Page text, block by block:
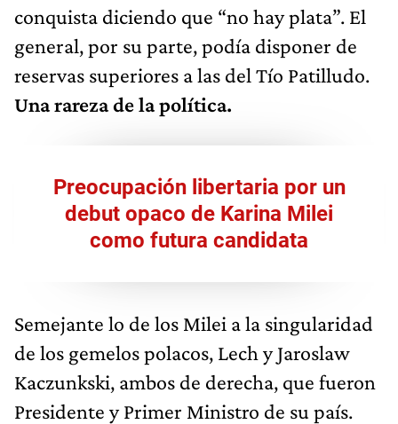
conquista diciendo que “no hay plata”. El
general, por su parte, podía disponer de
reservas superiores a las del Tío Patilludo.
Una rareza de la política.
Preocupación libertaria por un
debut opaco de Karina Milei
como futura candidata
Semejante lo de los Milei a la singularidad
de los gemelos polacos, Lech y Jaroslaw
Kaczunkski, ambos de derecha, que fueron
Presidente y Primer Ministro de su país.